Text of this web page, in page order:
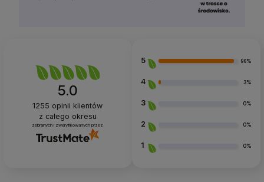
5.0
1255 opinii klientów
z całego okresu
zebranych i zweryfikowanych przez
5 96%
4 3%
3 0%
2 0%
1 0%